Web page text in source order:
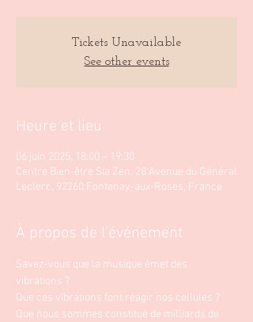
Tickets Unavailable
See other events
Heure et lieu
06 juin 2025, 18:00 – 19:30
Centre Bien-être Sia Zen, 28 Avenue du Général
Leclerc, 92260 Fontenay-aux-Roses, France
À propos de l'événement
Savez-vous que la musique émet des
vibrations ?
Que ces vibrations font réagir nos cellules ?
Que nous sommes constitué de milliards de